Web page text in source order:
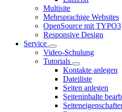
Multisite
Mehrsprachige Websites
OpenSource mit TYPO3
Responsive Design
Service
Video-Schulung
Tutorials
Kontakte anlegen
Dateiliste
Seiten anlegen
Seiteninhalte